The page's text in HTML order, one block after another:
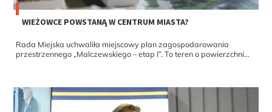
WIEŻOWCE POWSTANĄ W CENTRUM MIASTA?
Rada Miejska uchwaliła miejscowy plan zagospodarowania
przestrzennego „Malczewskiego – etap I”. To teren o powierzchni...